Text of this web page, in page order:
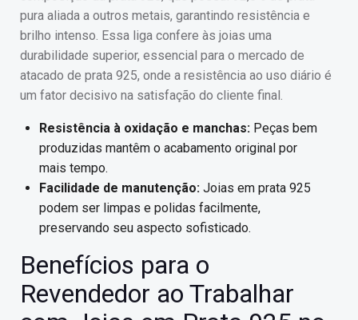
pura aliada a outros metais, garantindo resistência e
brilho intenso. Essa liga confere às joias uma
durabilidade superior, essencial para o mercado de
atacado de prata 925, onde a resistência ao uso diário é
um fator decisivo na satisfação do cliente final.
Resistência à oxidação e manchas: Peças bem
produzidas mantêm o acabamento original por
mais tempo.
Facilidade de manutenção: Joias em prata 925
podem ser limpas e polidas facilmente,
preservando seu aspecto sofisticado.
Benefícios para o
Revendedor ao Trabalhar